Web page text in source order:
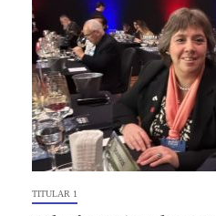
TITULAR 1